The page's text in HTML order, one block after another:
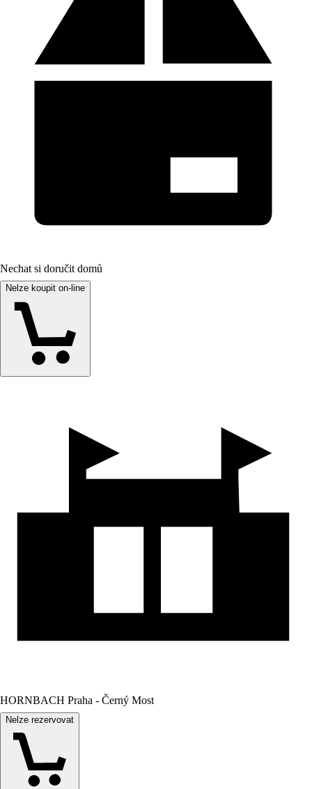
Nechat si doručit domů
Nelze koupit on-line
HORNBACH Praha - Černý Most
Nelze rezervovat